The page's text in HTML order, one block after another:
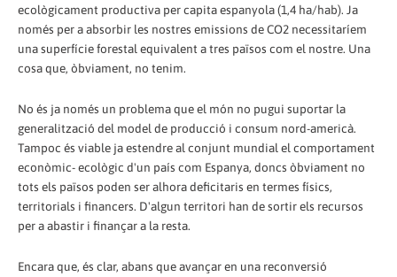
ecològicament productiva per capita espanyola (1,4 ha/hab). Ja
només per a absorbir les nostres emissions de CO2 necessitaríem
una superfície forestal equivalent a tres països com el nostre. Una
cosa que, òbviament, no tenim.
No és ja només un problema que el món no pugui suportar la
generalització del model de producció i consum nord-americà.
Tampoc és viable ja estendre al conjunt mundial el comportament
econòmic- ecològic d'un país com Espanya, doncs òbviament no
tots els països poden ser alhora deficitaris en termes físics,
territorials i financers. D'algun territori han de sortir els recursos
per a abastir i finançar a la resta.
Encara que, és clar, abans que avançar en una reconversió